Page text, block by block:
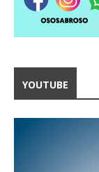
YOUTUBE